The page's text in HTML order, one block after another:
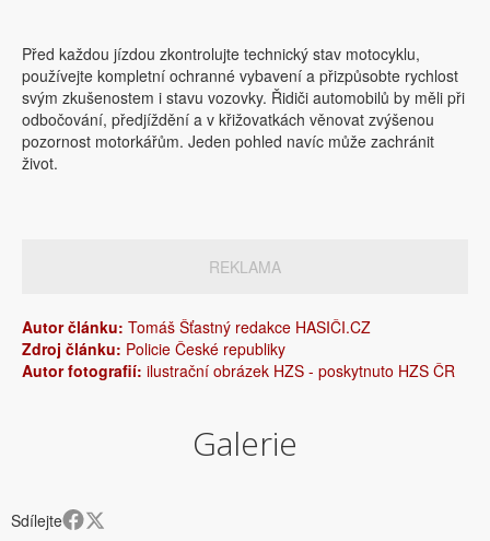
Před každou jízdou zkontrolujte technický stav motocyklu,
používejte kompletní ochranné vybavení a přizpůsobte rychlost
svým zkušenostem i stavu vozovky. Řidiči automobilů by měli při
odbočování, předjíždění a v křižovatkách věnovat zvýšenou
pozornost motorkářům. Jeden pohled navíc může zachránit
život.
REKLAMA
Autor článku: Tomáš Šťastný redakce HASIČI.CZ
Zdroj článku: Policie České republiky
Autor fotografií: ilustrační obrázek HZS - poskytnuto HZS ČR
Galerie
Sdílejte